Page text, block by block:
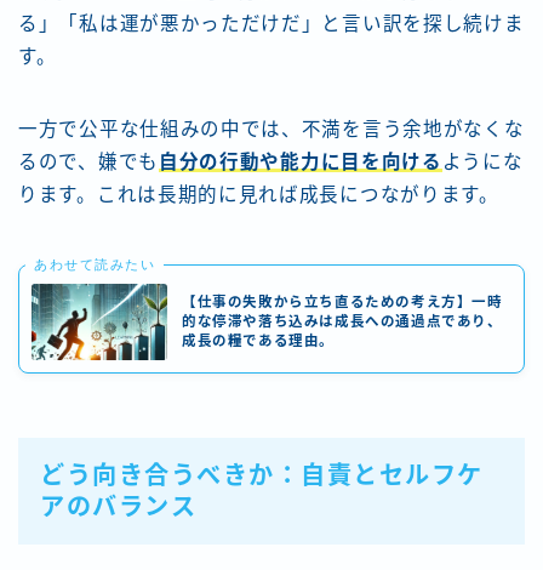
る」「私は運が悪かっただけだ」と言い訳を探し続けま
す。
一方で公平な仕組みの中では、不満を言う余地がなくな
るので、嫌でも 自分の行動や能力に目を向ける ようにな
ります。これは長期的に見れば成長につながります。
あわせて読みたい
【仕事の失敗から立ち直るための考え方】一時
的な停滞や落ち込みは成長への通過点であり、
成長の糧である理由。
どう向き合うべきか：自責とセルフケ
アのバランス